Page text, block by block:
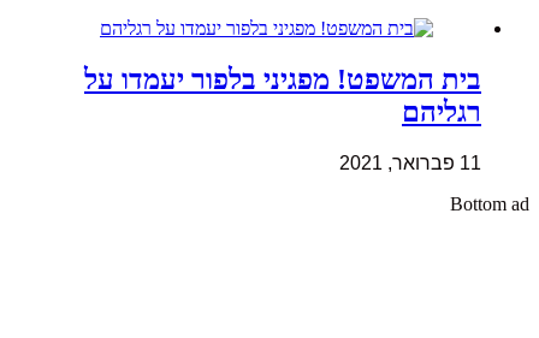
בית המשפט! מפגיני בלפור יעמדו על
רגליהם
11 פברואר, 2021
Bottom ad